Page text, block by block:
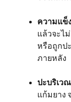
ความแข็
แล้วจะไ
หรือถูกป
ภายหลัง
ปะบริเว
แก้มยาง